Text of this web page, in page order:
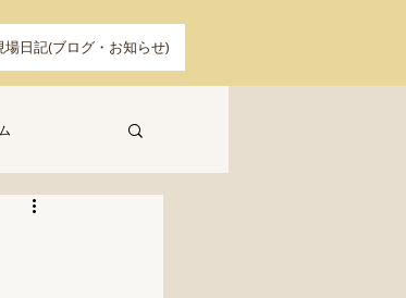
場日記(ブログ・お知らせ)